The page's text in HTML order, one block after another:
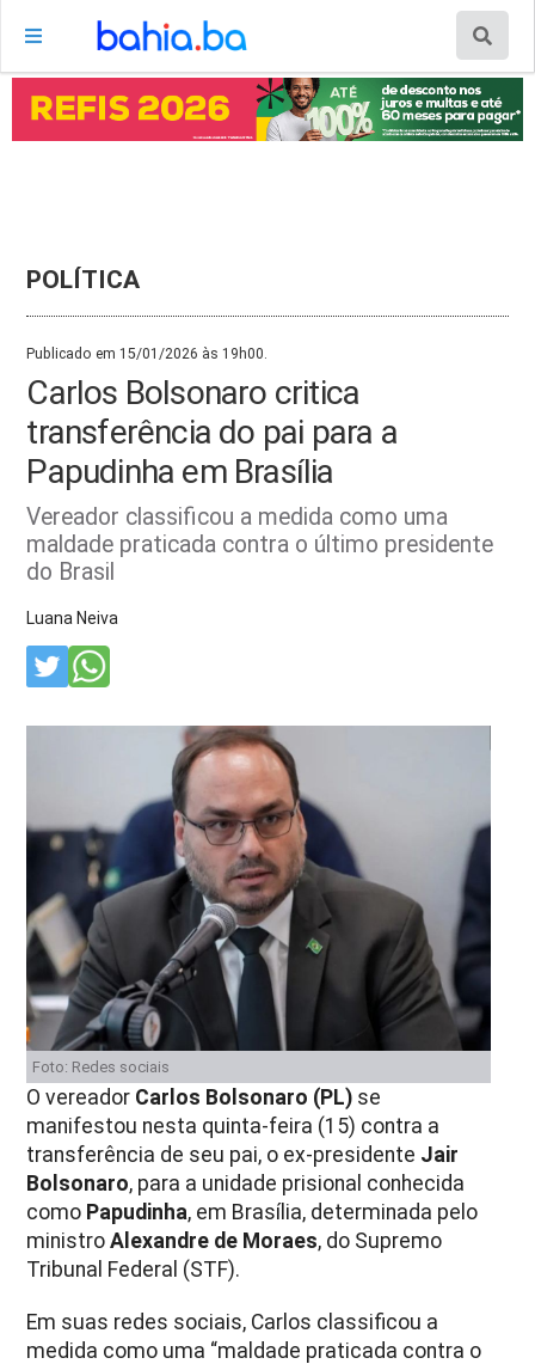
POLÍTICA
Publicado em 15/01/2026 às 19h00.
Carlos Bolsonaro critica
transferência do pai para a
Papudinha em Brasília
Vereador classificou a medida como uma
maldade praticada contra o último presidente
do Brasil
Luana Neiva
Foto: Redes sociais
O vereador Carlos Bolsonaro (PL) se
manifestou nesta quinta-feira (15) contra a
transferência de seu pai, o ex-presidente Jair
Bolsonaro, para a unidade prisional conhecida
como Papudinha, em Brasília, determinada pelo
ministroAlexandre de Moraes, do Supremo
Tribunal Federal (STF).
Em suas redes sociais, Carlos classificou a
medida como uma “maldade praticada contra o